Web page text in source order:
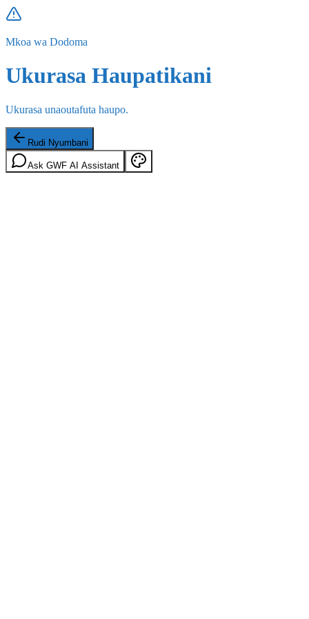
Mkoa wa Dodoma
Ukurasa Haupatikani
Ukurasa unaoutafuta haupo.
Rudi Nyumbani
Ask GWF AI Assistant